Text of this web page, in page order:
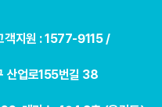
지원 : 1577-9115 /
산업로155번길 38